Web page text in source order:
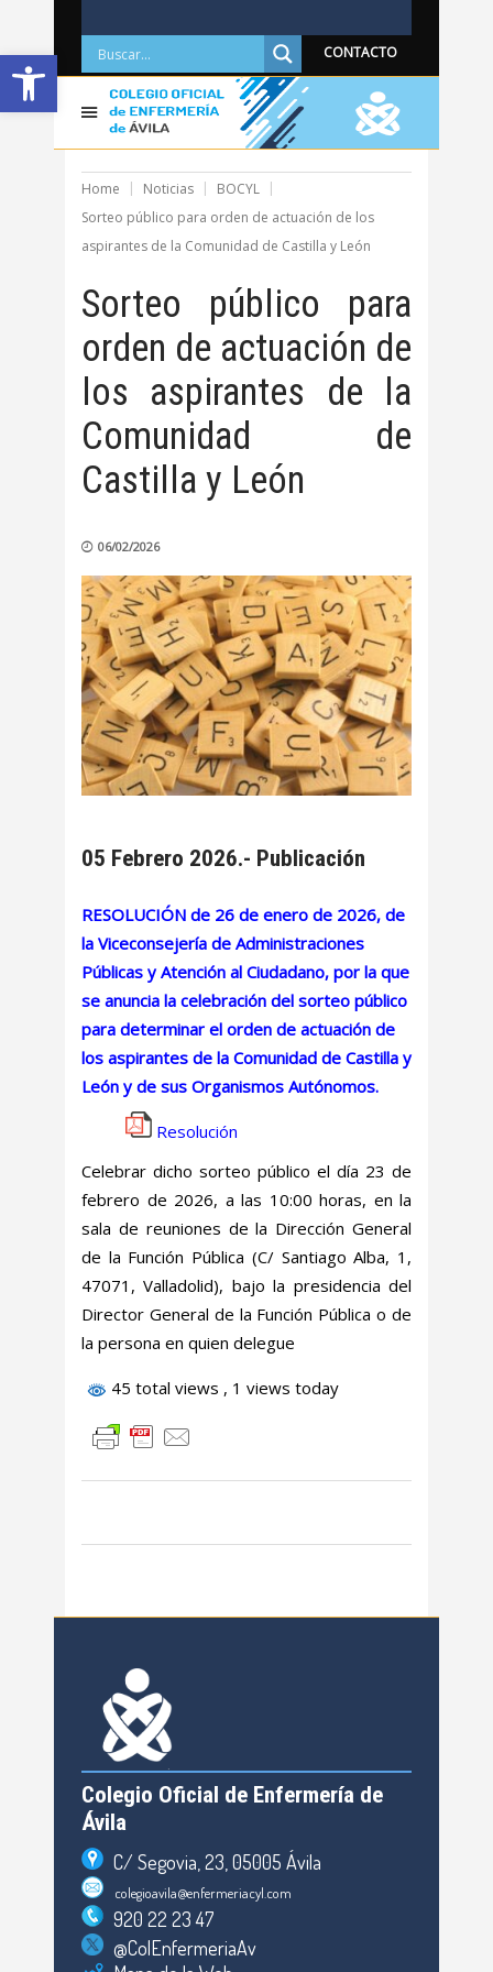
Abrir barra de herramientas CONTACTO
Home Noticias
BOCYL
Sorteo público para orden de actuación de los
aspirantes de la Comunidad de Castilla y León
Sorteo público para
orden de actuación de
los aspirantes de la
Comunidad de
Castilla y León
06/02/2026
05 Febrero 2026.- Publicación
RESOLUCIÓN de 26 de enero de 2026, de
la Viceconsejería de Administraciones
Públicas y Atención al Ciudadano, por la que
se anuncia la celebración del sorteo público
para determinar el orden de actuación de
los aspirantes de la Comunidad de Castilla y
León y de sus Organismos Autónomos.
Resolución
Celebrar dicho sorteo público el día 23 de
febrero de 2026, a las 10:00 horas, en la
sala de reuniones de la Dirección General
de la Función Pública (C/ Santiago Alba, 1,
47071, Valladolid), bajo la presidencia del
Director General de la Función Pública o de
la persona en quien delegue
45 total views , 1 views today
Colegio Oficial de Enfermería de
Ávila
C/ Segovia, 23, 05005 Ávila
colegioavila@enfermeriacyl.com
920 22 23 47
@ColEnfermeriaAv